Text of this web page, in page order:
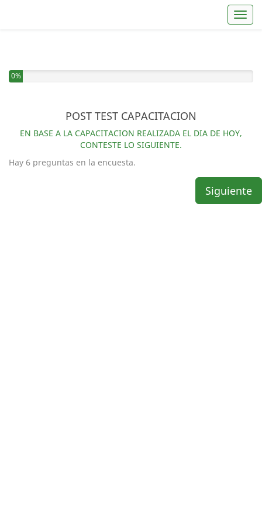
0%
POST TEST CAPACITACION
EN BASE A LA CAPACITACION REALIZADA EL DIA DE HOY,
CONTESTE LO SIGUIENTE.
Hay 6 preguntas en la encuesta.
Siguiente